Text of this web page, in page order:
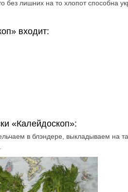
без лишних на то хлопот способна
входит:
«Калейдоскоп»:
в блэндере, выкладываем на